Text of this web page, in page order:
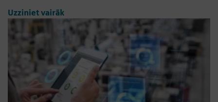
Uzziniet vairāk